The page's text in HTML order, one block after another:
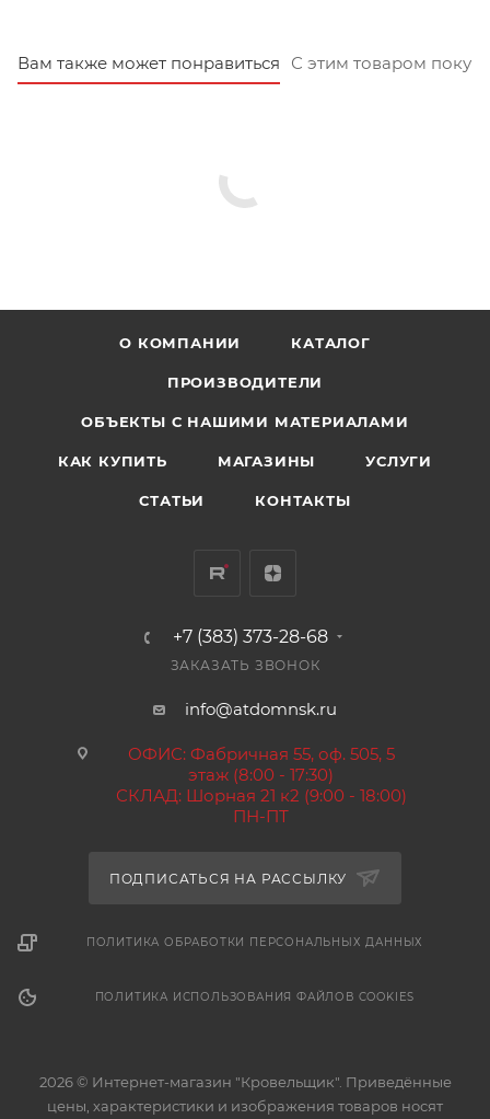
Вам также может понравиться С этим товаром
О КОМПАНИИ КАТАЛОГ
ПРОИЗВОДИТЕЛИ
ОБЪЕКТЫ С НАШИМИ МАТЕРИАЛАМИ
КАК КУПИТЬ МАГАЗИНЫ УСЛУГИ
СТАТЬИ КОНТАКТЫ
+7 (383) 373-28-68
ЗАКАЗАТЬ ЗВОНОК
info@atdomnsk.ru
ОФИС: Фабричная 55, оф. 505, 5
этаж (8:00 - 17:30)
СКЛАД: Шорная 21 к2 (9:00 - 18:00)
ПН-ПТ
ПОДПИСАТЬСЯ НА РАССЫЛКУ
ПОЛИТИКА ОБРАБОТКИ ПЕРСОНАЛЬНЫХ ДАННЫХ
ПОЛИТИКА ИСПОЛЬЗОВАНИЯ ФАЙЛОВ COOKIES
2026 © Интернет-магазин "Кровельщик". Приведённые
цены, характеристики и изображения товаров носят